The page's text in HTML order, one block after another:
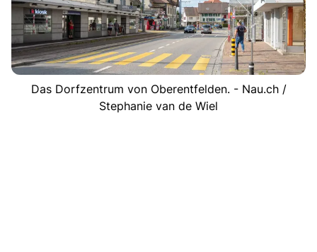
Das Dorfzentrum von Oberentfelden. - Nau.ch /
Stephanie van de Wiel